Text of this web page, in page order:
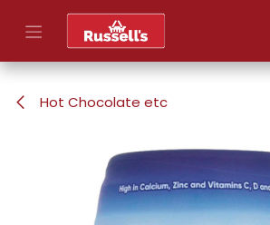
Skip to Content
Hot Chocolate etc